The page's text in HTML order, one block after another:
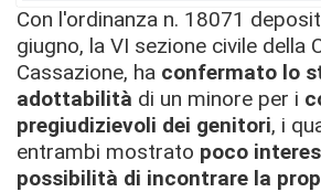
Con l'ordinanza n. 18071
giugno, la VI sezione civile della
Cassazione, ha confermato lo
adottabilità di un minore per i
pregiudizievoli dei genitori, i
entrambi mostrato poco
possibilità di incontrare la